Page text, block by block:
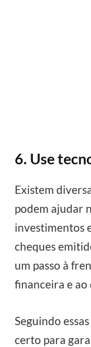
6. Use
Existem
podem ajudar
investimentos
cheques
um passo à
financeira e ao
Seguindo
certo para